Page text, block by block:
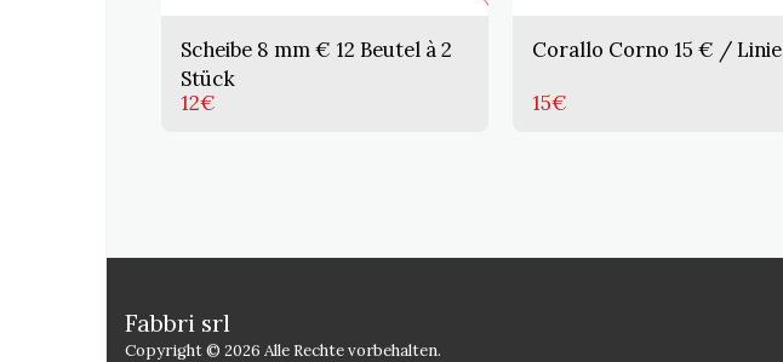
Scheibe 8 mm € 12 Beutel à 2
Stück
12€
Corallo Corno 15 € / Linie
15€
Fabbri srl
Copyright © 2026 Alle Rechte vorbehalten.